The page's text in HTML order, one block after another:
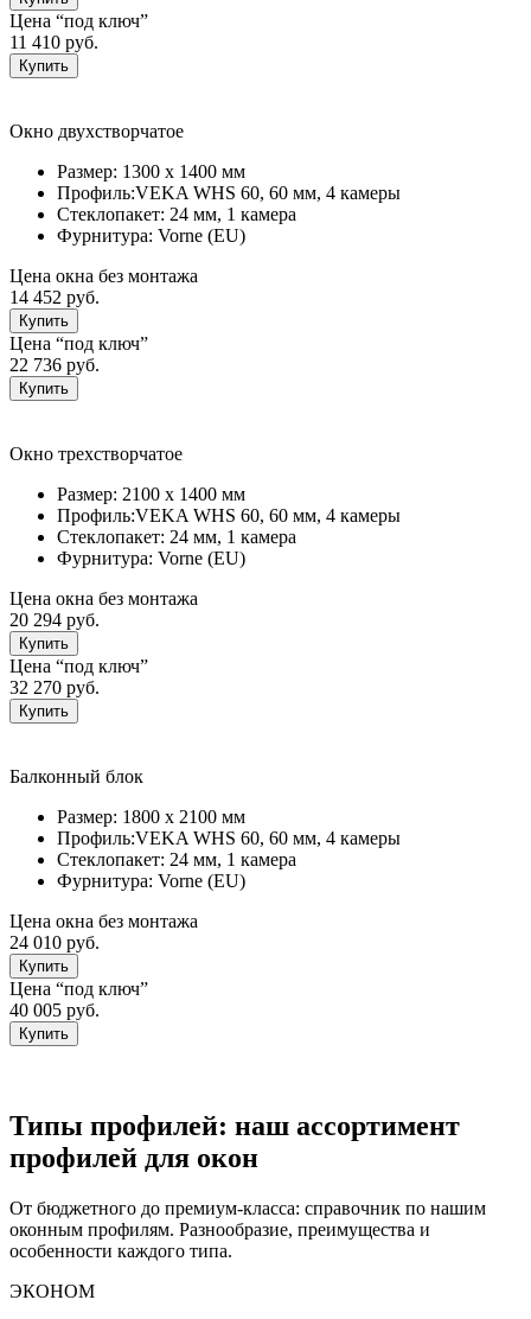
Цена “под ключ”
11 410 руб.
Купить
Окно двухстворчатое
Размер: 1300 х 1400 мм
Профиль:VEKA WHS 60, 60 мм, 4 камеры
Стеклопакет: 24 мм, 1 камерa
Фурнитура: Vorne (EU)
Цена окна без монтажа
14 452 руб.
Купить
Цена “под ключ”
22 736 руб.
Купить
Окно трехстворчатое
Размер: 2100 х 1400 мм
Профиль:VEKA WHS 60, 60 мм, 4 камеры
Стеклопакет: 24 мм, 1 камерa
Фурнитура: Vorne (EU)
Цена окна без монтажа
20 294 руб.
Купить
Цена “под ключ”
32 270 руб.
Купить
Балконный блок
Размер: 1800 х 2100 мм
Профиль:VEKA WHS 60, 60 мм, 4 камеры
Стеклопакет: 24 мм, 1 камерa
Фурнитура: Vorne (EU)
Цена окна без монтажа
24 010 руб.
Купить
Цена “под ключ”
40 005 руб.
Купить
Типы профилей: наш ассортимент
профилей для окон
От бюджетного до премиум-класса: справочник по нашим
оконным профилям. Разнообразие, преимущества и
особенности каждого типа.
ЭКОНОМ